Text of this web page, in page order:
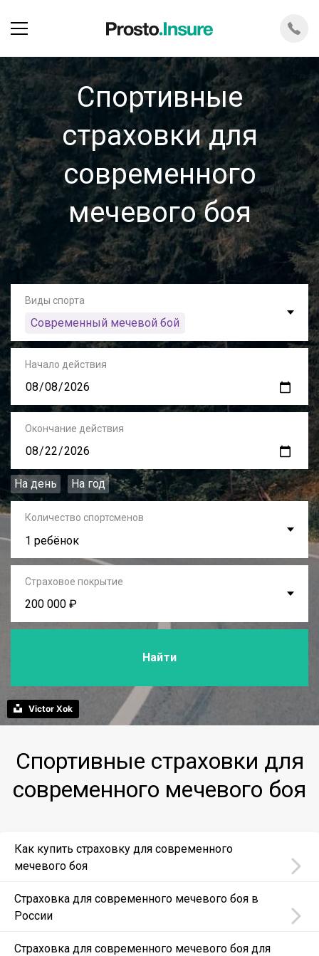
Спортивные
страховки для
современного
мечевого боя
Victor Xok
Виды спорта
Современный мечевой бой
Начало действия
Окончание действия
На день На год
Количество спортсменов
1 ребёнок
Страховое покрытие
200 000 ₽
Найти
Спортивные страховки для
современного мечевого боя
Как купить страховку для современного
мечевого боя
Страховка для современного мечевого боя в
России
Страховка для современного мечевого боя для